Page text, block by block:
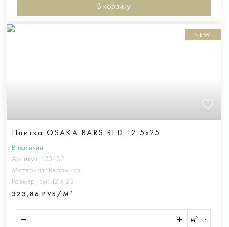
В корзину
NEW
Плитка OSAKA BARS RED 12.5x25
В наличии
Артикул: 133482
Материал: Керамика
Размер, см: 12 х 25
323,86 РУБ/М²
м²